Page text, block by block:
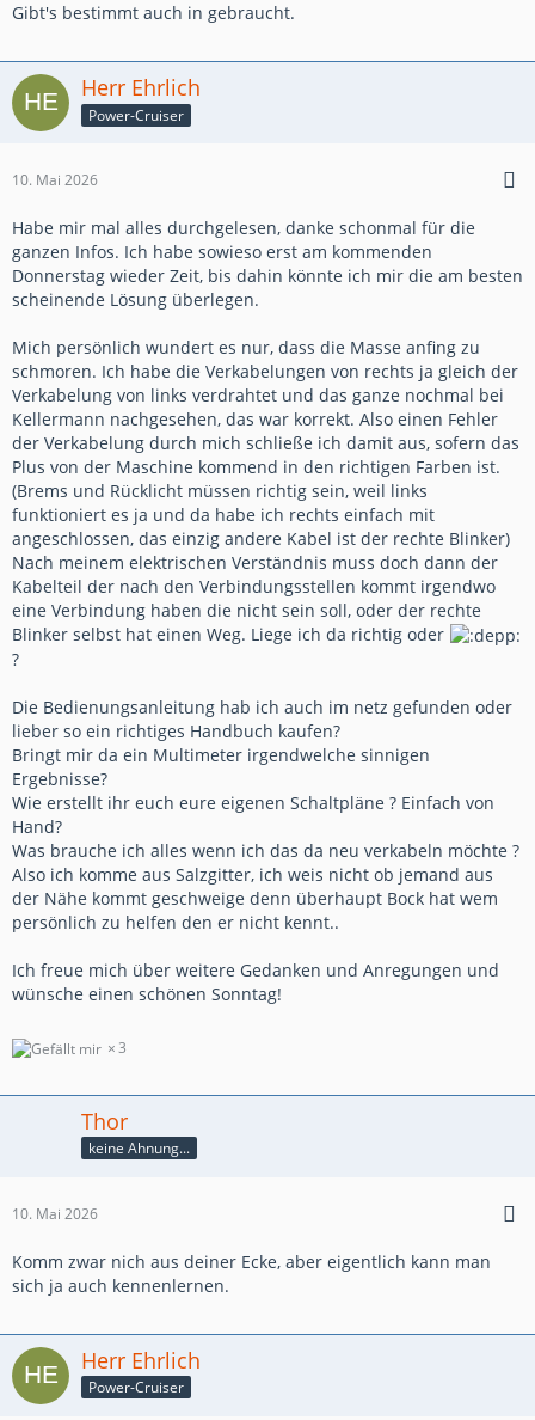
Gibt's bestimmt auch in gebraucht.
Herr Ehrlich
Power-Cruiser
10. Mai 2026
Habe mir mal alles durchgelesen, danke schonmal für die
ganzen Infos. Ich habe sowieso erst am kommenden
Donnerstag wieder Zeit, bis dahin könnte ich mir die am besten
scheinende Lösung überlegen.
Mich persönlich wundert es nur, dass die Masse anfing zu
schmoren. Ich habe die Verkabelungen von rechts ja gleich der
Verkabelung von links verdrahtet und das ganze nochmal bei
Kellermann nachgesehen, das war korrekt. Also einen Fehler
der Verkabelung durch mich schließe ich damit aus, sofern das
Plus von der Maschine kommend in den richtigen Farben ist.
(Brems und Rücklicht müssen richtig sein, weil links
funktioniert es ja und da habe ich rechts einfach mit
angeschlossen, das einzig andere Kabel ist der rechte Blinker)
Nach meinem elektrischen Verständnis muss doch dann der
Kabelteil der nach den Verbindungsstellen kommt irgendwo
eine Verbindung haben die nicht sein soll, oder der rechte
Blinker selbst hat einen Weg. Liege ich da richtig oder
?
Die Bedienungsanleitung hab ich auch im netz gefunden oder
lieber so ein richtiges Handbuch kaufen?
Bringt mir da ein Multimeter irgendwelche sinnigen
Ergebnisse?
Wie erstellt ihr euch eure eigenen Schaltpläne ? Einfach von
Hand?
Was brauche ich alles wenn ich das da neu verkabeln möchte ?
Also ich komme aus Salzgitter, ich weis nicht ob jemand aus
der Nähe kommt geschweige denn überhaupt Bock hat wem
persönlich zu helfen den er nicht kennt..
Ich freue mich über weitere Gedanken und Anregungen und
wünsche einen schönen Sonntag!
3
Thor
keine Ahnung...
10. Mai 2026
Komm zwar nich aus deiner Ecke, aber eigentlich kann man
sich ja auch kennenlernen.
Herr Ehrlich
Power-Cruiser